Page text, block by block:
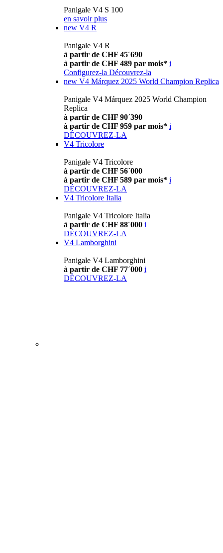
Panigale V4 S 100
en savoir plus
new V4 R
Panigale V4 R
à partir de CHF 45´690
à partir de CHF 489 par mois* i
Configurez-la Découvrez-la
new V4 Márquez 2025 World Champion Replica
Panigale V4 Márquez 2025 World Champion
Replica
à partir de CHF 90´390
à partir de CHF 959 par mois* i
DÉCOUVREZ-LA
V4 Tricolore
Panigale V4 Tricolore
à partir de CHF 56´000
à partir de CHF 589 par mois* i
DÉCOUVREZ-LA
V4 Tricolore Italia
Panigale V4 Tricolore Italia
à partir de CHF 88´000 i
DÉCOUVREZ-LA
V4 Lamborghini
Panigale V4 Lamborghini
à partir de CHF 77´000 i
DÉCOUVREZ-LA